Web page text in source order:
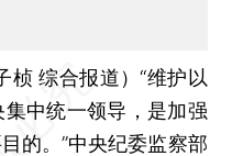
桢 综合报道）“维护以
中统一领导，是加强
的。”中央纪委监察部